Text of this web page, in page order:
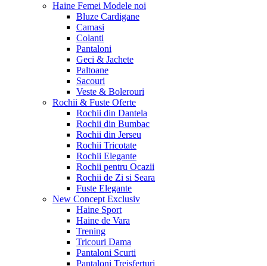
Haine Femei Modele noi
Bluze Cardigane
Camasi
Colanti
Pantaloni
Geci & Jachete
Paltoane
Sacouri
Veste & Bolerouri
Rochii & Fuste Oferte
Rochii din Dantela
Rochii din Bumbac
Rochii din Jerseu
Rochii Tricotate
Rochii Elegante
Rochii pentru Ocazii
Rochii de Zi si Seara
Fuste Elegante
New Concept Exclusiv
Haine Sport
Haine de Vara
Trening
Tricouri Dama
Pantaloni Scurti
Pantaloni Treisferturi